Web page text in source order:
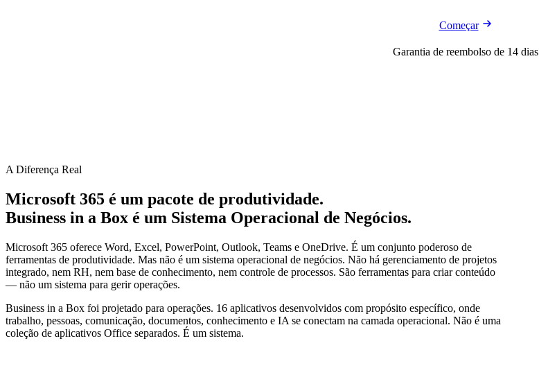
Começar
Garantia de reembolso de 14 dias
A Diferença Real
Microsoft 365 é um pacote de produtividade.
Business in a Box é um Sistema Operacional de Negócios.
Microsoft 365 oferece Word, Excel, PowerPoint, Outlook, Teams e OneDrive. É um conjunto poderoso de
ferramentas de produtividade. Mas não é um sistema operacional de negócios. Não há gerenciamento de projetos
integrado, nem RH, nem base de conhecimento, nem controle de processos. São ferramentas para criar conteúdo
— não um sistema para gerir operações.
Business in a Box foi projetado para operações. 16 aplicativos desenvolvidos com propósito específico, onde
trabalho, pessoas, comunicação, documentos, conhecimento e IA se conectam na camada operacional. Não é uma
coleção de aplicativos Office separados. É um sistema.